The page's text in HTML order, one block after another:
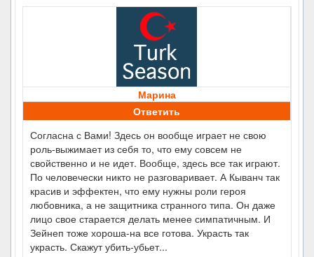
Марина
Ответить
Согласна с Вами! Здесь он вообще играет не свою
роль-выжимает из себя то, что ему совсем не
свойственно и не идет. Вообще, здесь все так играют.
По человечески никто не разговаривает. А Кыванч так
красив и эффектен, что ему нужны роли героя
любовника, а не защитника странного типа. Он даже
лицо свое старается делать менее симпатичным. И
Зейнеп тоже хороша-на все готова. Украсть так
украсть. Скажут убить-убьет...